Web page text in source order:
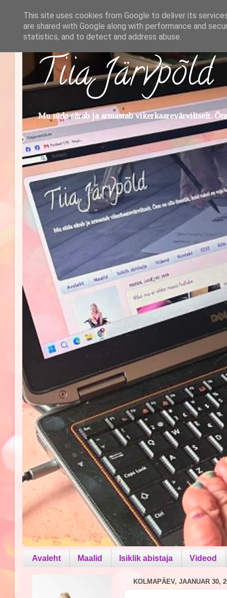
Tiia Järvpõld
Mu süda särab ja armastab vikerkaarevärviliselt.
Avaleht Maalid Isiklik abistaja Videod
KOLMAPÄEV, JAANUAR 30,
This site uses cookies from Google to deliver its
are shared with Google along with performance and
statistics, and to detect and address abuse.